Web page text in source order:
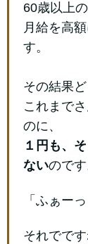
60歳以上
月給を高
す。
その結果
これまで
のに、
１円も、
ないのです
「ふぁー
それでです